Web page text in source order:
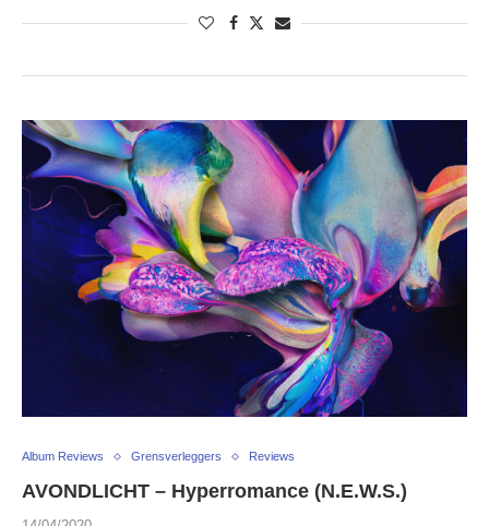
Album Reviews Grensverleggers Reviews
AVONDLICHT – Hyperromance (N.E.W.S.)